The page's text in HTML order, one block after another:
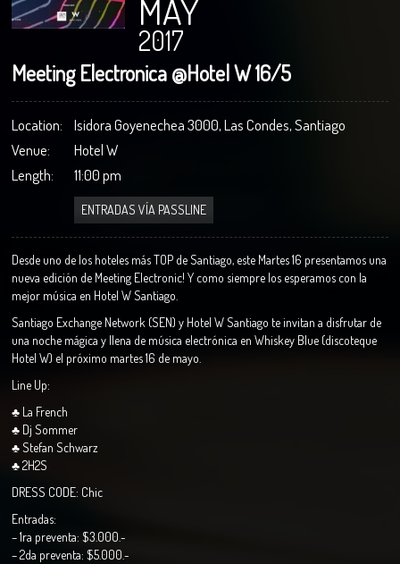
MAY
2017
Meeting Electronica @Hotel W 16/5
Location:
Isidora Goyenechea 3000, Las Condes, Santiago
Venue:
Hotel W
Length:
11:00 pm
ENTRADAS VÍA PASSLINE
Desde uno de los hoteles más TOP de Santiago, este Martes 16 presentamos una
nueva edición de Meeting Electronic! Y como siempre los esperamos con la
mejor música en Hotel W Santiago.
Santiago Exchange Network (SEN) y Hotel W Santiago te invitan a disfrutar de
una noche mágica y llena de música electrónica en Whiskey Blue (discoteque
Hotel W) el próximo martes 16 de mayo.
Line Up:
♣ La French
♣ Dj Sommer
♣ Stefan Schwarz
♣ 2H2S
DRESS CODE: Chic
Entradas:
– 1ra preventa: $3.000.-
– 2da preventa: $5.000.-